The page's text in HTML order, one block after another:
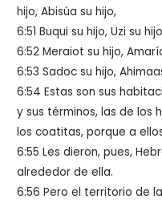
hijo, Abisúa su hijo,
6:51 Buqui su hijo, Uzi su
6:52 Meraiot su hijo,
6:53 Sadoc su hijo,
6:54 Estas son sus
y sus términos, las de los
los coatitas, porque a
6:55 Les dieron, pues,
alrededor de ella.
6:56 Pero el territorio de